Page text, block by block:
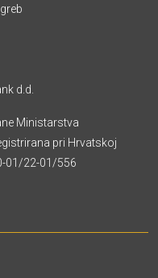
d.d.
Ministarstva
pri Hrvatskoj
01/22-01/556